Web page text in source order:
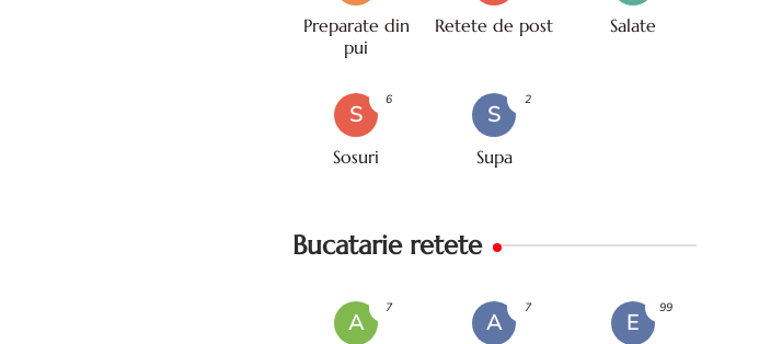
Preparate din
pui
Retete de post Salate
S
Sosuri
6
S
Supa
2
Bucatarie retete
A
7
A
7
E
99